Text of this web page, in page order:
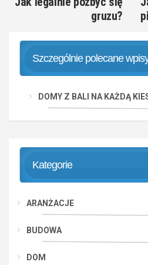
gruzu?
Szczególnie polecane
DOMY Z BALI NA KAŻDĄ
Kategorie
ARANŻACJE
BUDOWA
DOM